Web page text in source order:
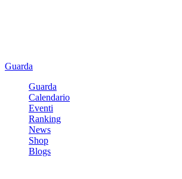
Guarda
Guarda
Calendario
Eventi
Ranking
News
Shop
Blogs